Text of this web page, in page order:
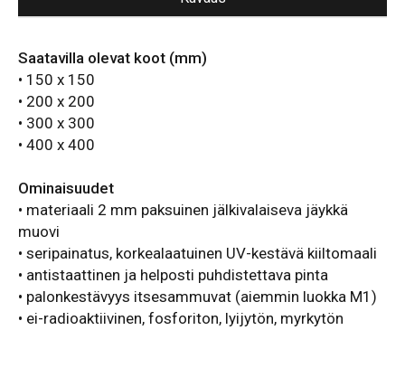
Saatavilla olevat koot (mm)
• 150 x 150
• 200 x 200
• 300 x 300
• 400 x 400
Ominaisuudet
• materiaali 2 mm paksuinen jälkivalaiseva jäykkä
muovi
• seripainatus, korkealaatuinen UV-kestävä kiiltomaali
• antistaattinen ja helposti puhdistettava pinta
• palonkestävyys itsesammuvat (aiemmin luokka M1)
• ei-radioaktiivinen, fosforiton, lyijytön, myrkytön